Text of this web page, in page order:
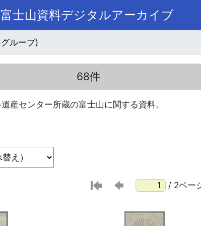
士山資料デジタルアーカイブ
ループ)
68件
産センター所蔵の富士山に関する資料。
/ 2ペー